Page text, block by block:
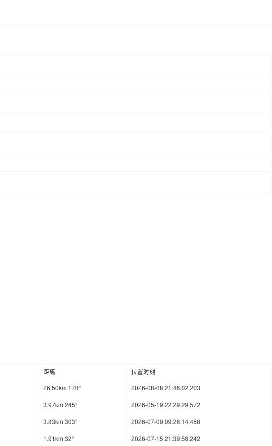
距离
位置时刻
26.50km 178°
2026-08-08 21:46:02.203
3.97km 245°
2026-05-19 22:29:29.572
3.83km 303°
2026-07-09 09:26:14.458
1.91km 32° 2026-07-15 21:39:58.242